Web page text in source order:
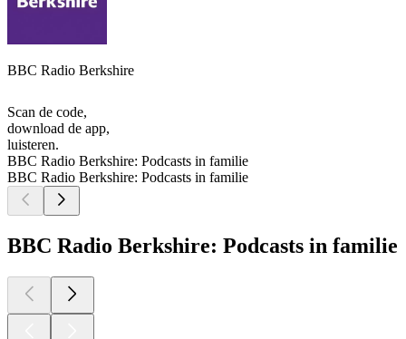
BBC Radio Berkshire
Scan de code,
download de app,
luisteren.
BBC Radio Berkshire: Podcasts in familie
BBC Radio Berkshire: Podcasts in familie
BBC Radio Berkshire: Podcasts in familie